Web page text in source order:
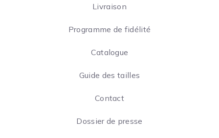
Livraison
Programme de fidélité
Catalogue
Guide des tailles
Contact
Dossier de presse